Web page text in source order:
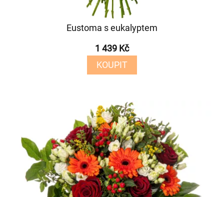
Eustoma s eukalyptem
1 439 Kč
KOUPIT